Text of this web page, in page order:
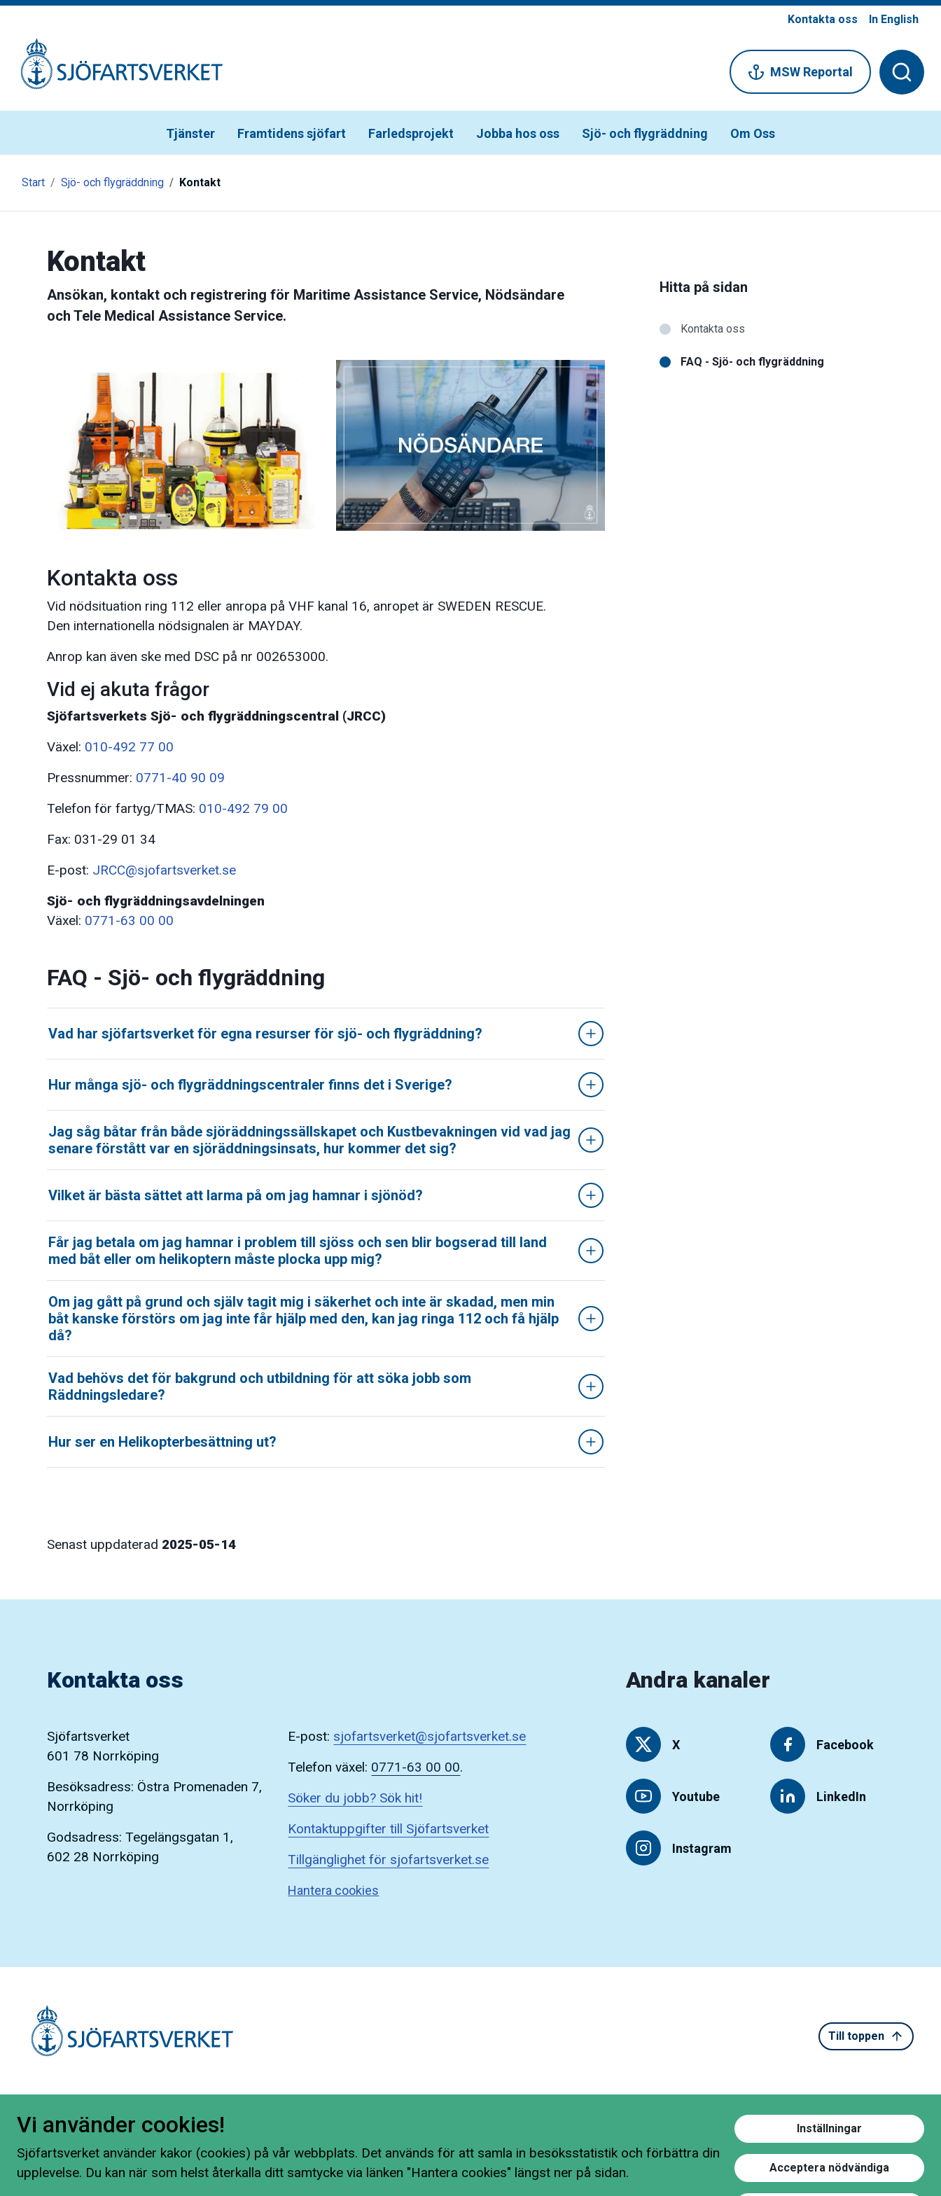
Kontakta oss In English
Tjänster Framtidens sjöfart Farledsprojekt Jobba hos oss Sjö- och flygräddning Om Oss
MSW Reportal
Start Sjö- och flygräddning Kontakt
Hitta på sidan
Kontakta oss
FAQ - Sjö- och flygräddning
Kontakt
Ansökan, kontakt och registrering för Maritime Assistance Service, Nödsändare
och Tele Medical Assistance Service.
Kontakta oss
Vid nödsituation ring 112 eller anropa på VHF kanal 16, anropet är SWEDEN RESCUE.
Den internationella nödsignalen är MAYDAY.
Anrop kan även ske med DSC på nr 002653000.
Vid ej akuta frågor
Sjöfartsverkets Sjö- och flygräddningscentral (JRCC)
Växel: 010-492 77 00
Pressnummer: 0771-40 90 09
Telefon för fartyg/TMAS: 010-492 79 00
Fax: 031-29 01 34
E-post: JRCC@sjofartsverket.se
Sjö- och flygräddningsavdelningen
Växel: 0771-63 00 00
FAQ - Sjö- och flygräddning
Vad har sjöfartsverket för egna resurser för sjö- och flygräddning?
Hur många sjö- och flygräddningscentraler finns det i Sverige?
Jag såg båtar från både sjöräddningssällskapet och Kustbevakningen vid vad jag
senare förstått var en sjöräddningsinsats, hur kommer det sig?
Vilket är bästa sättet att larma på om jag hamnar i sjönöd?
Får jag betala om jag hamnar i problem till sjöss och sen blir bogserad till land
med båt eller om helikoptern måste plocka upp mig?
Om jag gått på grund och själv tagit mig i säkerhet och inte är skadad, men min
båt kanske förstörs om jag inte får hjälp med den, kan jag ringa 112 och få hjälp
då?
Vad behövs det för bakgrund och utbildning för att söka jobb som
Räddningsledare?
Hur ser en Helikopterbesättning ut?
Senast uppdaterad 2025-05-14
Kontakta oss
Sjöfartsverket
601 78 Norrköping
Besöksadress: Östra Promenaden 7,
Norrköping
Godsadress: Tegelängsgatan 1,
602 28 Norrköping
E-post: sjofartsverket@sjofartsverket.se
Telefon växel: 0771-63 00 00.
Söker du jobb? Sök hit!
Kontaktuppgifter till Sjöfartsverket
Tillgänglighet för sjofartsverket.se
Hantera cookies
Andra kanaler
X
Youtube
Instagram
Facebook
LinkedIn
Till toppen
Vi använder cookies!
Sjöfartsverket använder kakor (cookies) på vår webbplats. Det används för att samla in besöksstatistik och förbättra din
upplevelse. Du kan när som helst återkalla ditt samtycke via länken "Hantera cookies" längst ner på sidan.
Inställningar
Acceptera nödvändiga